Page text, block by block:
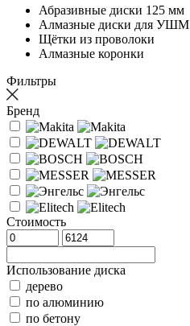
Абразивные диски 125 мм
Алмазные диски для УШМ
Щётки из проволоки
Алмазные коронки
Фильтры
Бренд
Стоимость
Использование диска
дерево
по алюминию
по бетону